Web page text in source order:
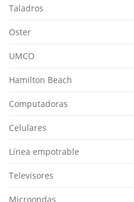
Taladros
Oster
UMCO
Hamilton Beach
Computadoras
Celulares
Línea empotrable
Televisores
Microondas